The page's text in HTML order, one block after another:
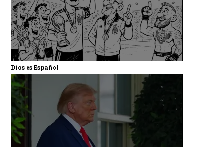
Dios es Español